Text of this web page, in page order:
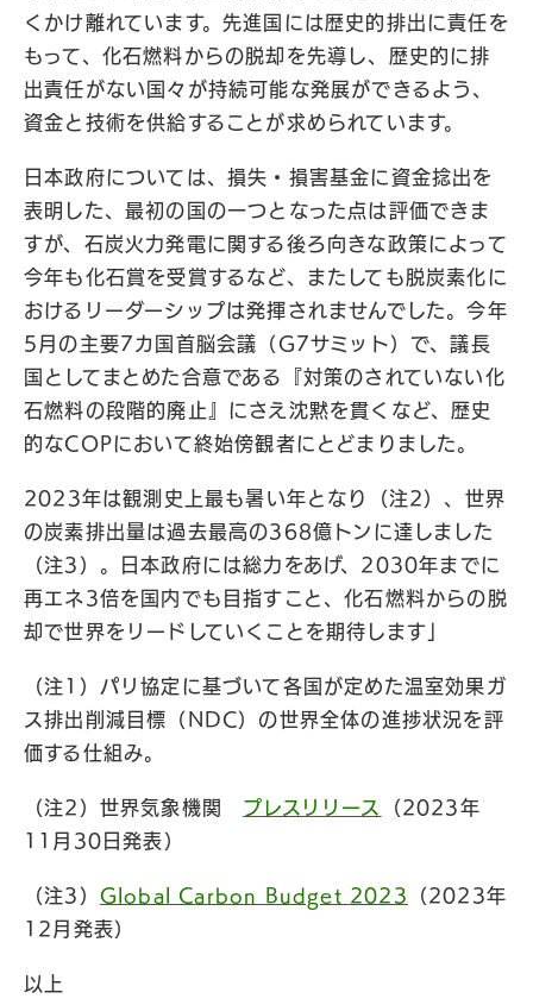
くかけ離れています。先進国には歴史的排出に責任を
もって、化石燃料からの脱却を先導し、歴史的に排
出責任がない国々が持続可能な発展ができるよう、
資金と技術を供給することが求められています。
日本政府については、損失・損害基金に資金捻出を
表明した、最初の国の一つとなった点は評価できま
すが、石炭火力発電に関する後ろ向きな政策によって
今年も化石賞を受賞するなど、またしても脱炭素化に
おけるリーダーシップは発揮されませんでした。今年
5月の主要7カ国首脳会議（G7サミット）で、議長
国としてまとめた合意である『対策のされていない化
石燃料の段階的廃止』にさえ沈黙を貫くなど、歴史
的なCOPにおいて終始傍観者にとどまりました。
2023年は観測史上最も暑い年となり（注2）、世界
の炭素排出量は過去最高の368億トンに達しました
（注3）。日本政府には総力をあげ、2030年までに
再エネ3倍を国内でも目指すこと、化石燃料からの脱
却で世界をリードしていくことを期待します」
（注1）パリ協定に基づいて各国が定めた温室効果ガ
ス排出削減目標（NDC）の世界全体の進捗状況を評
価する仕組み。
（注2）世界気象機関 プレスリリース
（2023年
11月30日発表）
（注3） Global Carbon Budget 2023
（2023年
12月発表）
以上